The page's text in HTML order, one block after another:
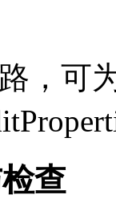
，可
查